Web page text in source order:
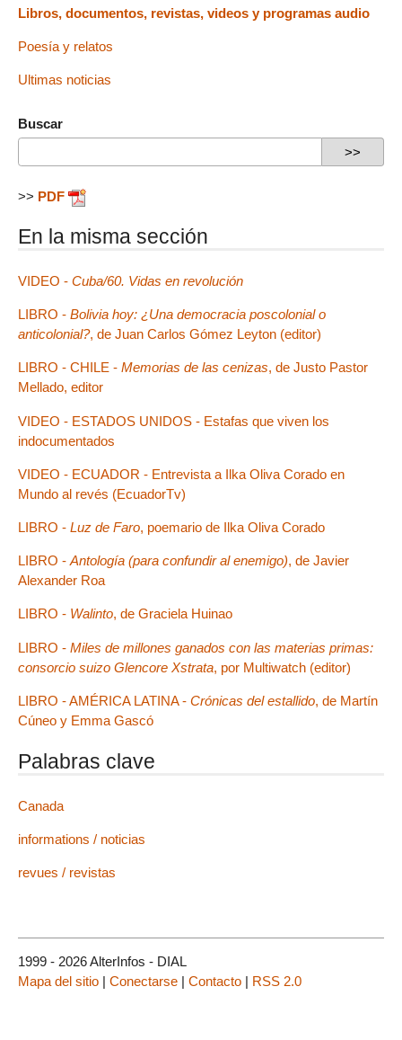
Libros, documentos, revistas, videos y programas audio
Poesía y relatos
Ultimas noticias
Buscar
>> PDF
En la misma sección
VIDEO - Cuba/60. Vidas en revolución
LIBRO - Bolivia hoy: ¿Una democracia poscolonial o
anticolonial?, de Juan Carlos Gómez Leyton (editor)
LIBRO - CHILE - Memorias de las cenizas, de Justo Pastor
Mellado, editor
VIDEO - ESTADOS UNIDOS - Estafas que viven los
indocumentados
VIDEO - ECUADOR - Entrevista a Ilka Oliva Corado en
Mundo al revés (EcuadorTv)
LIBRO - Luz de Faro, poemario de Ilka Oliva Corado
LIBRO - Antología (para confundir al enemigo), de Javier
Alexander Roa
LIBRO - Walinto, de Graciela Huinao
LIBRO - Miles de millones ganados con las materias primas:
consorcio suizo Glencore Xstrata, por Multiwatch (editor)
LIBRO - AMÉRICA LATINA - Crónicas del estallido, de Martín
Cúneo y Emma Gascó
Palabras clave
Canada
informations / noticias
revues / revistas
1999 - 2026 AlterInfos - DIAL
Mapa del sitio | Conectarse | Contacto | RSS 2.0